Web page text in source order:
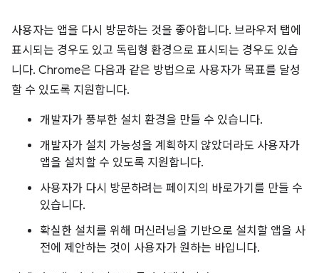
사용자는 앱을 다시 방문하는 것을 좋아합니다. 브라우저 탭에
표시되는 경우도 있고 독립형 환경으로 표시되는 경우도 있습
니다. Chrome은 다음과 같은 방법으로 사용자가 목표를 달성
할 수 있도록 지원합니다.
개발자가 풍부한 설치 환경을 만들 수 있습니다.
개발자가 설치 가능성을 계획하지 않았더라도 사용자가
앱을 설치할 수 있도록 지원합니다.
사용자가 다시 방문하려는 페이지의 바로가기를 만들 수
있습니다.
확실한 설치를 위해 머신러닝을 기반으로 설치할 앱을 사
전에 제안하는 것이 사용자가 원하는 바입니다.